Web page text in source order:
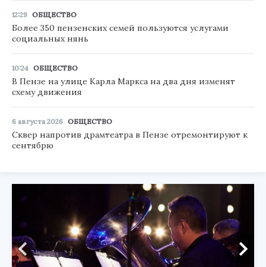
12:29 ОБЩЕСТВО
Более 350 пензенских семей пользуются услугами
социальных нянь
10:24 ОБЩЕСТВО
В Пензе на улице Карла Маркса на два дня изменят
схему движения
6 августа 2026 ОБЩЕСТВО
Сквер напротив драмтеатра в Пензе отремонтируют к
сентябрю